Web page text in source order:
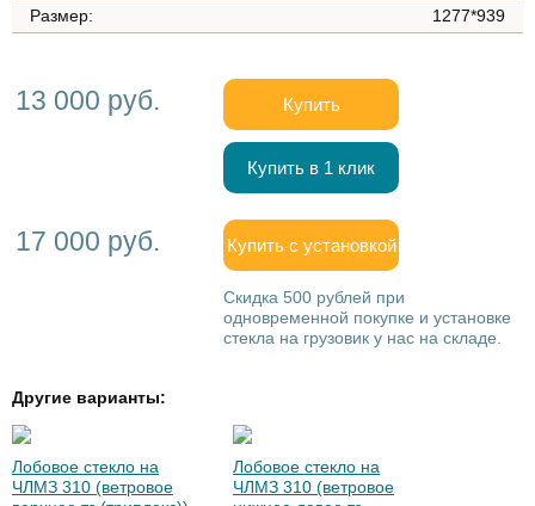
Размер:
1277*939
13 000 руб. Купить
Купить в 1 клик
17 000 руб. Купить с установкой
Скидка 500 рублей при
одновременной покупке и установке
стекла на грузовик у нас на складе.
Другие варианты:
Лобовое стекло на
ЧЛМЗ 310 (ветровое
Лобовое стекло на
ЧЛМЗ 310 (ветровое